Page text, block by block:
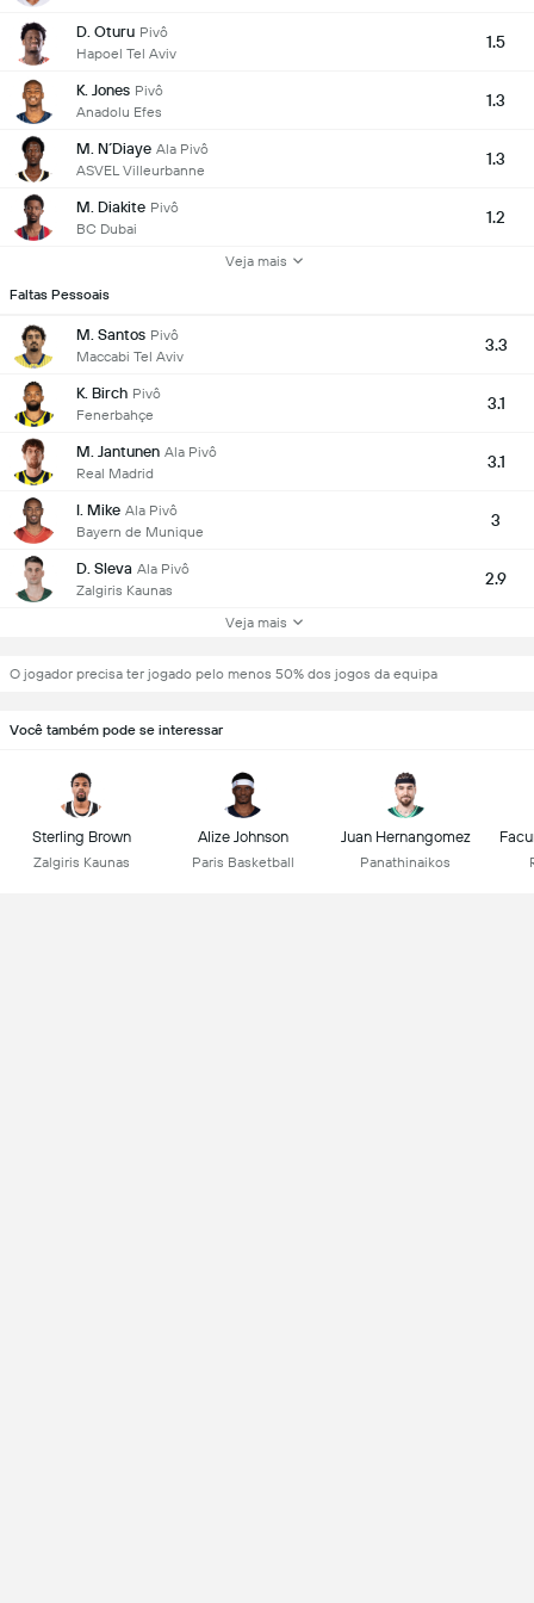
D. Oturu Pivô
Hapoel Tel Aviv
1.5
K. Jones Pivô
Anadolu Efes
1.3
M. N´Diaye Ala Pivô
ASVEL Villeurbanne
1.3
M. Diakite Pivô
BC Dubai
1.2
Veja mais
Faltas Pessoais
M. Santos Pivô
Maccabi Tel Aviv
3.3
K. Birch Pivô
Fenerbahçe
3.1
M. Jantunen Ala Pivô
Real Madrid
3.1
I. Mike Ala Pivô
Bayern de Munique
3
D. Sleva Ala Pivô
Zalgiris Kaunas
2.9
Veja mais
O jogador precisa ter jogado pelo menos 50% dos jogos da equipa
Você também pode se interessar
Sterling Brown
Zalgiris Kaunas
Alize Johnson
Paris Basketball
Juan Hernangomez
Panathinaikos